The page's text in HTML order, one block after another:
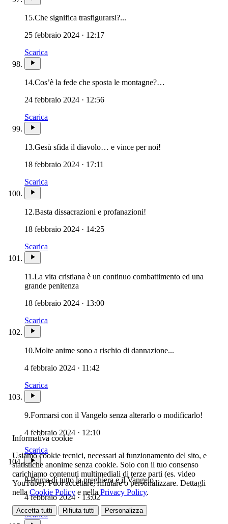
15.Che significa trasfigurarsi?...
25 febbraio 2024 · 12:17
Scarica
14.Cos’è la fede che sposta le montagne?…
24 febbraio 2024 · 12:56
Scarica
13.Gesù sfida il diavolo… e vince per noi!
18 febbraio 2024 · 17:11
Scarica
12.Basta dissacrazioni e profanazioni!
18 febbraio 2024 · 14:25
Scarica
11.La vita cristiana è un continuo combattimento ed una
grande penitenza
18 febbraio 2024 · 13:00
Scarica
10.Molte anime sono a rischio di dannazione...
4 febbraio 2024 · 11:42
Scarica
9.Formarsi con il Vangelo senza alterarlo o modificarlo!
4 febbraio 2024 · 12:10
Scarica
8.Prima di tutto la preghiera e il Vangelo
4 febbraio 2024 · 13:02
Scarica
Informativa cookie
Usiamo cookie tecnici, necessari al funzionamento del sito, e
statistiche anonime senza cookie. Solo con il tuo consenso
carichiamo contenuti multimediali di terze parti (es. video
YouTube). Puoi accettare, rifiutare o personalizzare. Dettagli
nella Cookie Policy e nella Privacy Policy.
Accetta tutti Rifiuta tutti Personalizza